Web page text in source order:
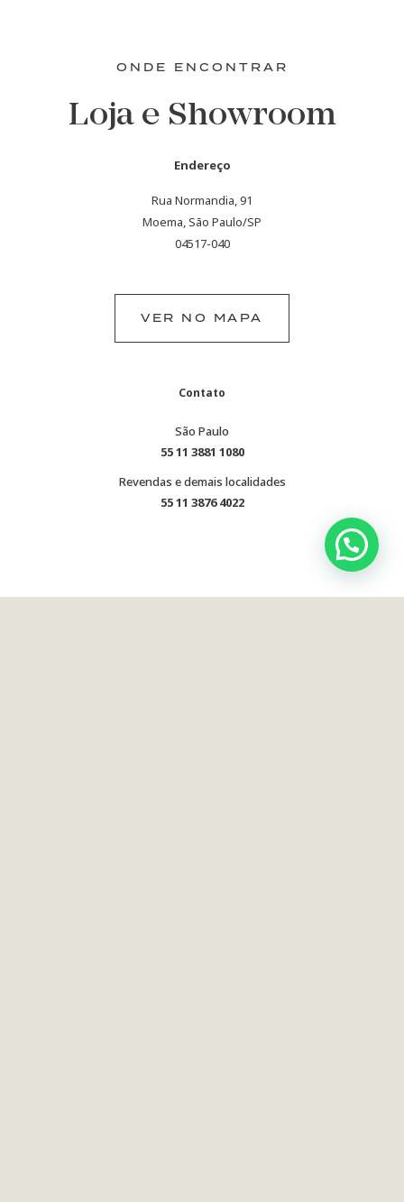
ONDE ENCONTRAR
Loja e Showroom
Endereço
Rua Normandia, 91
Moema, São Paulo/SP
04517-040
VER NO MAPA
Contato
São Paulo
55 11 3881 1080
Revendas e demais localidades
55 11 3876 4022